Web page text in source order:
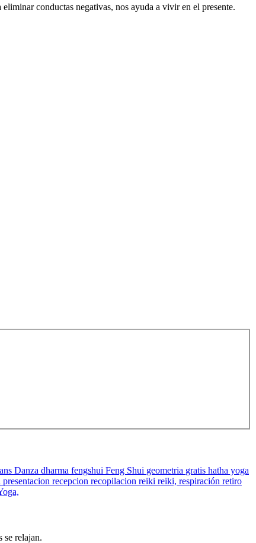
conductas negativas, nos ayuda a vivir en el presente.
Danza dharma fengshui Feng Shui geometria gratis hatha yoga
presentacion recepcion recopilacion reiki reiki, respiración retiro
se relajan.